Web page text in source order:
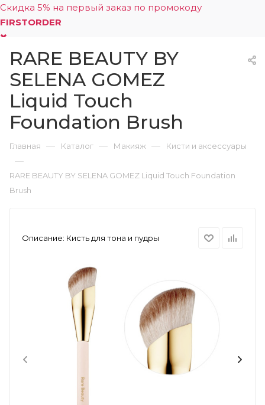
Скидка 5% на первый заказ по промокоду
FIRSTORDER
0
RARE BEAUTY BY
SELENA GOMEZ
Liquid Touch
Foundation Brush
Главная — Каталог — Макияж — Кисти и аксессуары
—
RARE BEAUTY BY SELENA GOMEZ Liquid Touch Foundation
Brush
Описание: Кисть для тона и пудры